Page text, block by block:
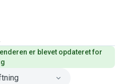
er blevet opdateret for